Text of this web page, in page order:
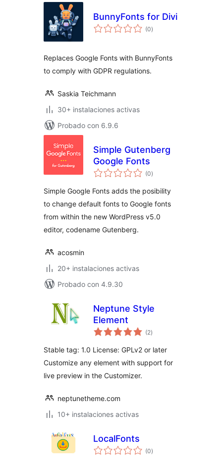
BunnyFonts for Divi
(0total
de
)
Replaces Google Fonts with BunnyFonts
to comply with GDPR regulations.
Saskia Teichmann
30+ instalaciones activas
Probado con 6.9.6
Simple Gutenberg
Google Fonts
(0total
de
)
Simple Google Fonts adds the posibility
to change default fonts to Google fonts
from within the new WordPress v5.0
editor, codename Gutenberg.
acosmin
20+ instalaciones activas
Probado con 4.9.30
Neptune Style
Element
(2total
de
)
Stable tag: 1.0 License: GPLv2 or later
Customize any element with support for
live preview in the Customizer.
neptunetheme.com
10+ instalaciones activas
LocalFonts
(0total
de
)